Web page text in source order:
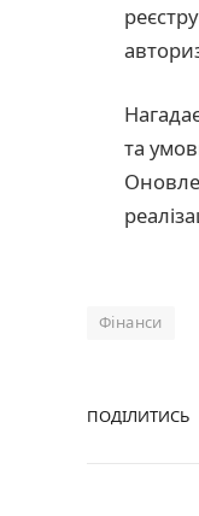
реєстру
та
Фінанси
ПОДІЛИТИСЬ